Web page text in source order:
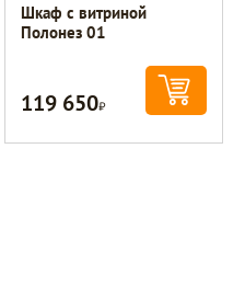
Шкаф с витриной
Полонез 01
119 650Р